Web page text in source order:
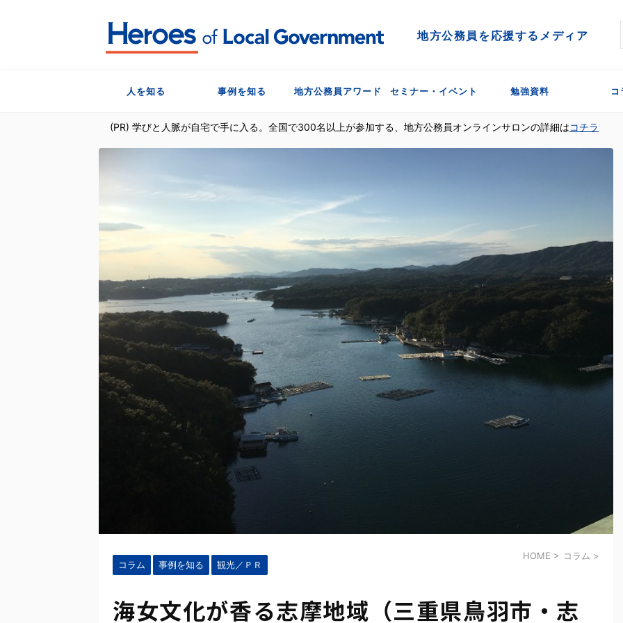
地方公務員を応援するメディア
人を知る 事例を知る 地方公務員アワード セミナー・イベント 勉強資料 コ
(PR) 学びと人脈が自宅で手に入る。全国で300名以上が参加する、地方公務員オンラインサロンの詳細はコチラ
HOME > コラム >
コラム
事例を知る 観光／ＰＲ
海女文化が香る志摩地域（三重県鳥羽市・志